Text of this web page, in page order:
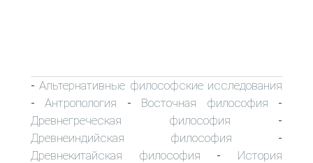
-Альтернативные философские исследования
-Антропология - Восточная философия -
Древнегреческая философия -
Древнеиндийская философия -
Древнекитайская философия - История